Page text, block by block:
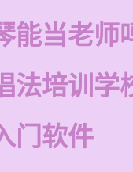
能当老师
法培训学
门软件